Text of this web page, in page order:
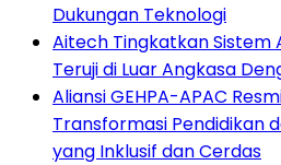
Dukungan Teknologi
Aitech Tingkatkan Sistem
Teruji di Luar Angkasa
Aliansi GEHPA-APAC
Transformasi Pendidikan
yang Inklusif dan Cerdas